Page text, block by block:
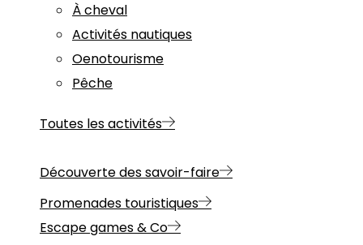
À cheval
Activités nautiques
Oenotourisme
Pêche
Toutes les activités
Découverte des savoir-faire
Promenades touristiques
Escape games & Co